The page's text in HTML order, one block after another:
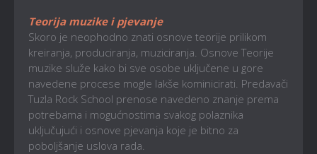
Teorija muzike i pjevanje
Skoro je neophodno znati osnove teorije prilikom
kreiranja, produciranja, muziciranja. Osnove Teorije
muzike služe kako bi sve osobe uključene u gore
navedene procese mogle lakše kominicirati. Predavači
Tuzla Rock School prenose navedeno znanje prema
potrebama i mogućnostima svakog polaznika
uključujući i osnove pjevanja koje je bitno za
poboljšanje uslova rada.